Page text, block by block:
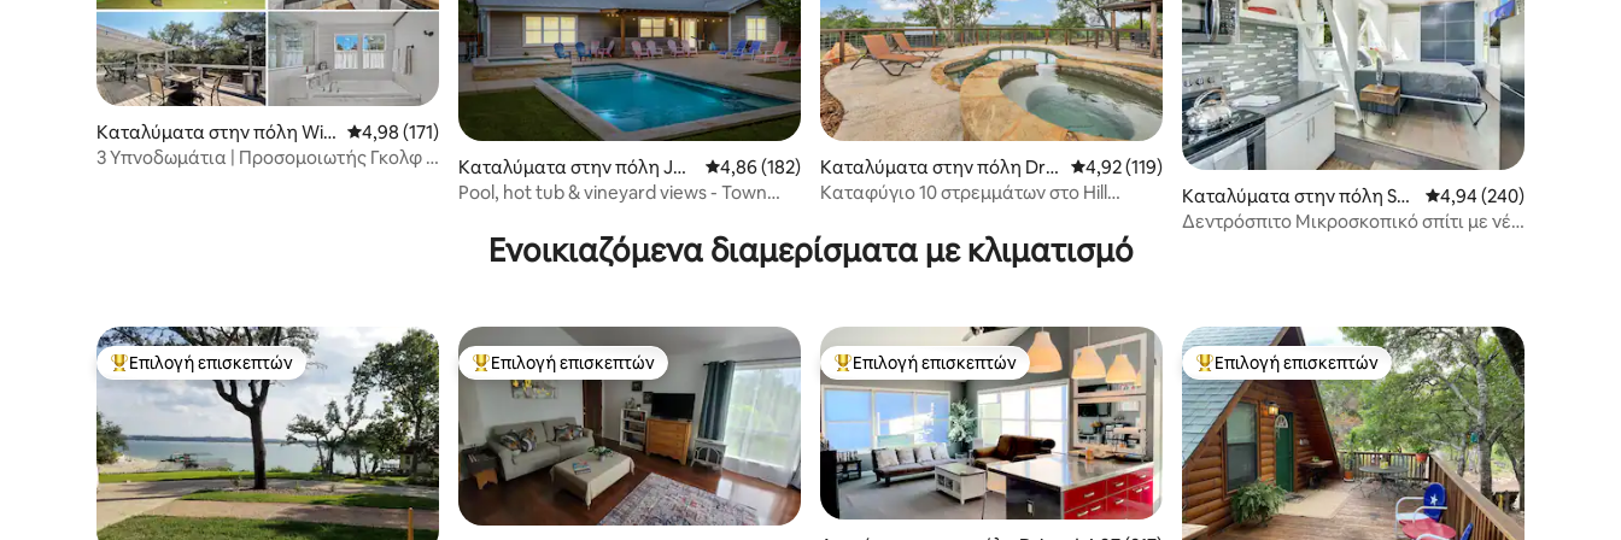
Καταλύματα στην πόλη Wi
mberley
Μέση βαθμολογία: 4,98 στα 5, 171 κριτικές
4,98 (171)
3 Υπνοδωμάτια | Προσομοιωτής Γκολφ |
Καταλύματα στην πόλη Joh
nson City
Μέση βαθμολογία: 4,86 στα 5, 182 κριτικές
4,86 (182)
Pool, hot tub & vineyard views - Town
Καταλύματα στην πόλη Drip
ping Springs
Μέση βαθμολογία: 4,92 στα 5, 119 κριτικές
4,92 (119)
Καταφύγιο 10 στρεμμάτων στο Hill
Καταλύματα στην πόλη Spi
cewood
Μέση βαθμολογία:
4,94 (240)
Δεντρόσπιτο Μικροσκοπικό σπίτι με νέα
Ενοικιαζόμενα διαμερίσματα με κλιματισμό
Κορυφαία επιλογή επισκεπτών
Επιλογή επισκεπτών Κορυφαία επιλογή επισκεπτών
Επιλογή επισκεπτών Κορυφαία επιλογή επισκεπτών
Επιλογή επισκεπτών Κορυφαία επιλογή επισκεπτών
Επιλογή επισκεπτών